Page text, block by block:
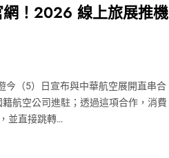
！2026 線上旅展推機
今（5）日宣布與中華航空展開直串合
航空公司進駐；透過這項合作，消費
並直接跳轉…